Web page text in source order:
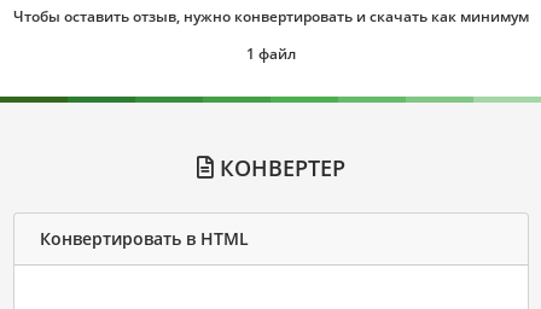
Чтобы оставить отзыв, нужно конвертировать и скачать как минимум
1 файл
КОНВЕРТЕР
Конвертировать в HTML